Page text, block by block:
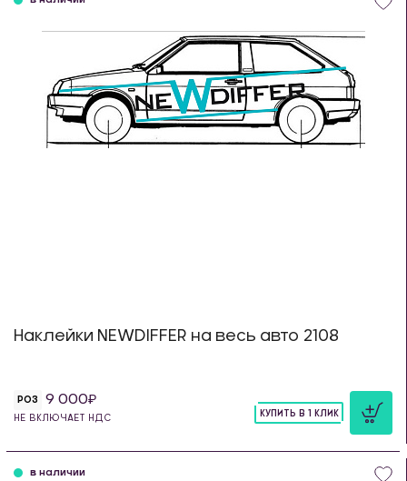
Наклейки NEWDIFFER на весь авто 2108
РОЗ 9 000
НЕ ВКЛЮЧАЕТ НДС
КУПИТЬ В 1 КЛИК
в наличии